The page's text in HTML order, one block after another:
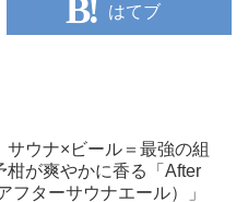
はてブ
サウナ×ビール＝最強の組
柑が爽やかに香る「After
フターサウナエール）」